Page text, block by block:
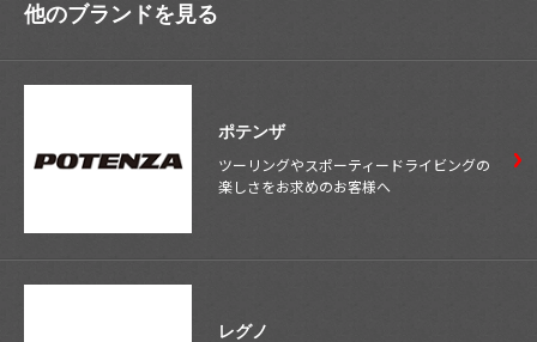
他のブランドを見る
ポテンザ
ツーリングやスポーティードライビングの
楽しさをお求めのお客様へ
レグノ